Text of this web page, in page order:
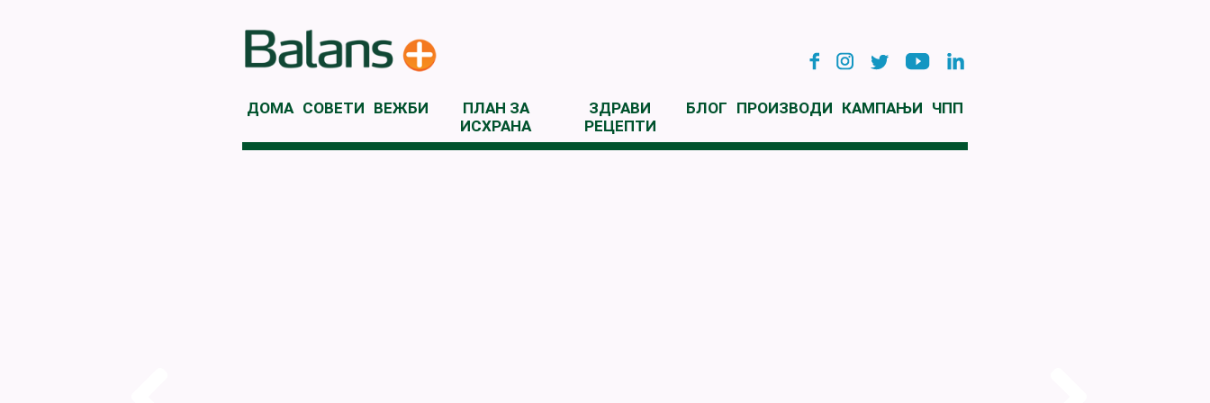
ДОМА СОВЕТИ ВЕЖБИ
ПЛАН ЗА
ИСХРАНА
ЗДРАВИ
РЕЦЕПТИ
БЛОГ ПРОИЗВОДИ КАМПАЊИ ЧПП